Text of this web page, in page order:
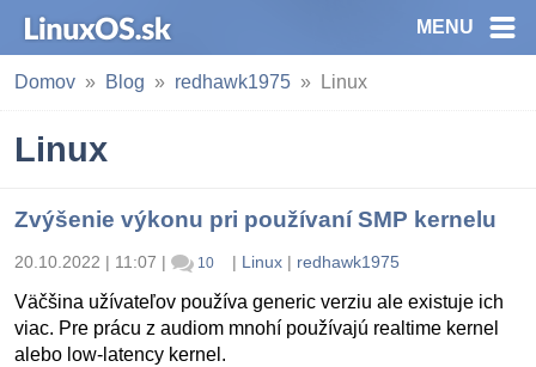
MENU
Domov Blog redhawk1975 Linux
Linux
Zvýšenie výkonu pri používaní SMP kernelu
20.10.2022 | 11:07 | 10 | Linux| redhawk1975
Väčšina užívateľov používa generic verziu ale existuje ich
viac. Pre prácu z audiom mnohí používajú realtime kernel
alebo low-latency kernel.